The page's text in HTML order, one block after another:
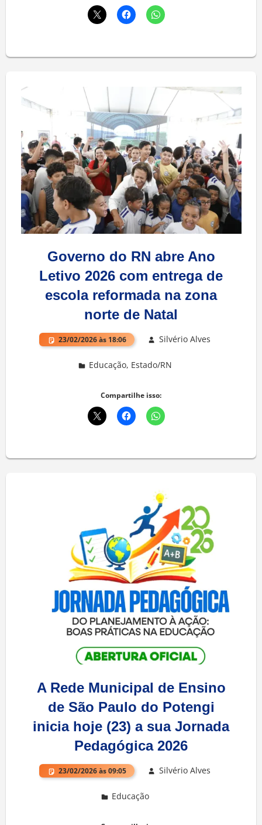
Governo do RN abre Ano
Letivo 2026 com entrega de
escola reformada na zona
norte de Natal
23/02/2026 às 18:06 Silvério Alves
Educação, Estado/RN
Compartilhe isso:
A Rede Municipal de Ensino
de São Paulo do Potengi
inicia hoje (23) a sua Jornada
Pedagógica 2026
23/02/2026 às 09:05 Silvério Alves
Educação